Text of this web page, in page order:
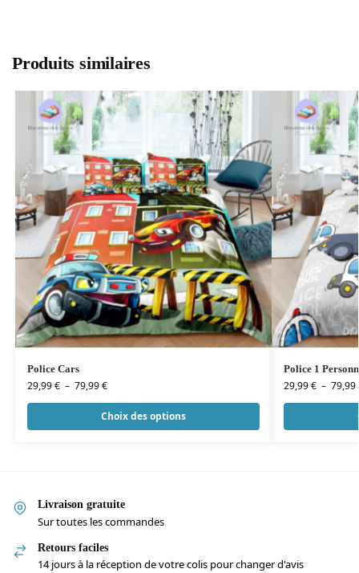
Produits similaires
Police Cars
29,99€ – 79,99€
Choix des options
Police 1
29,99€ – 79,99
Livraison gratuite
Sur toutes les commandes
Retours faciles
14 jours à la réception de votre colis pour changer d'avis